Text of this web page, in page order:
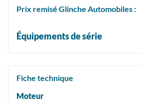
Prix remisé Glinche Automobiles :
Équipements de série
Fiche technique
Moteur